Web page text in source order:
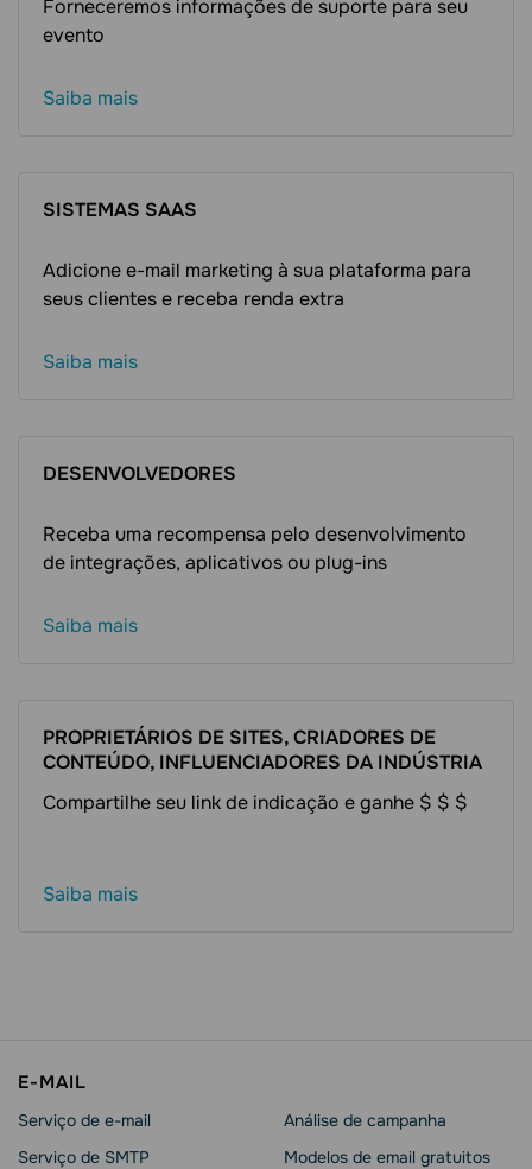
Forneceremos informações de suporte para seu
evento
Saiba mais
SISTEMAS SAAS
Adicione e-mail marketing à sua plataforma para
seus clientes e receba renda extra
Saiba mais
DESENVOLVEDORES
Receba uma recompensa pelo desenvolvimento
de integrações, aplicativos ou plug-ins
Saiba mais
PROPRIETÁRIOS DE SITES, CRIADORES DE
CONTEÚDO, INFLUENCIADORES DA INDÚSTRIA
Compartilhe seu link de indicação e ganhe $ $ $
Saiba mais
E-MAIL
Serviço de e-mail
Serviço de SMTP
Análise de campanha
Modelos de email gratuitos